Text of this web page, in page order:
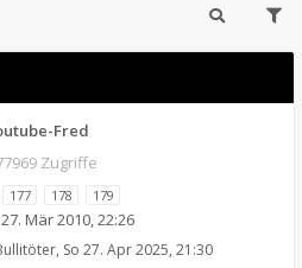
Fred
Zugriffe
177 178 179
Mär 2010, 22:26
, So 27. Apr 2025, 21:30